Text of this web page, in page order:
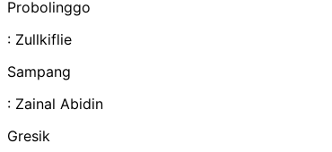
Probolinggo
: Zullkiflie
Sampang
: Zainal Abidin
Gresik